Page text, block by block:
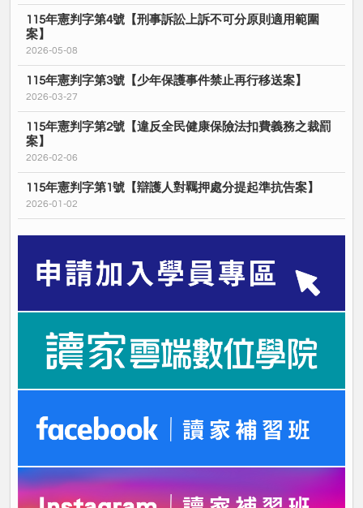
115年憲判字第4號【刑事訴訟上訴不可分原則適用範圍
案】
2026-05-08
115年憲判字第3號【少年保護事件禁止再行移送案】
2026-03-27
115年憲判字第2號【違反全民健康保險法扣費義務之裁罰
案】
2026-02-06
115年憲判字第1號【辯護人對羈押處分提起準抗告案】
2026-01-02